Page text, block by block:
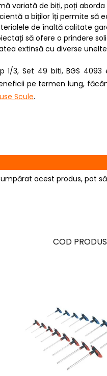
variată de biți, poți
a biților îți permite să
de înaltă calitate
să ofere o prindere
extinsă cu diverse
1/3, Set 49 biti, BGS
pe termen lung,
Scule.
acest produs, pot
COD